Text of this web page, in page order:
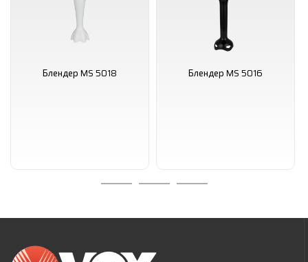
Блендер MS 5018 Блендер MS 5016